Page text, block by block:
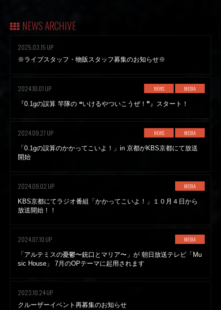
NEWS ARCHIVE
2025.03.15 UP
※ライブスタッフ・物販スタッフ募集のお知らせ※
2024.10.01 UP NEWS MEDIA
『0.1gの誤算 竿隊の ❝いけるやついこうぜ！❞』スタート！
2024.09.27 UP NEWS MEDIA
「0.1gの誤算のかかってこいよ！」in 京都がKBS京都にて放送
開始
2024.09.02 UP MEDIA
KBS京都にてラジオ番組「かかってこいよ！」１０月４日から
放送開始！！
2024.07.10 UP MEDIA
「アルテミスの憂鬱〜銃口とマリア〜」が 朝日放送テレビ「Mu
sic House」 7月のOPテーマに起用されます
2023.10.24 UP
クルーザーイベント再募集のお知らせ